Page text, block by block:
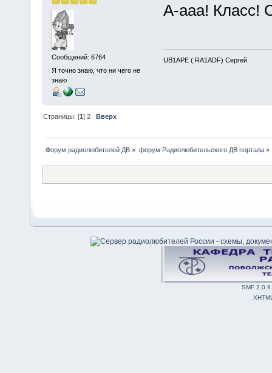
Сообщений: 6764
Я точно знаю, что ни чего не
знаю
А-ааа! Класс!
UB1APE ( RA1ADF) Сергей.
Страницы: [1]2 Вверх
Форум радиолюбителей ДВ » форум Радиолюбительского ДВ портала»
SMF 2.0.9